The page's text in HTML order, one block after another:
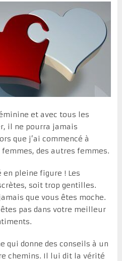
et avec tous les
il ne pourra jamais
que j’ai commencé à
des autres femmes.
en pleine figure ! Les
soit trop gentilles.
que vous êtes moche.
pas dans votre meilleur
qui donne des conseils à un
chemins. Il lui dit la vérité